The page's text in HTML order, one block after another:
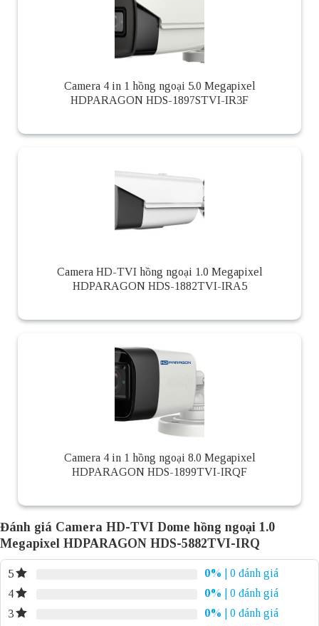
Camera 4 in 1 hồng ngoại 5.0 Megapixel
HDPARAGON HDS-1897STVI-IR3F
Camera HD-TVI hồng ngoại 1.0 Megapixel
HDPARAGON HDS-1882TVI-IRA5
Camera 4 in 1 hồng ngoại 8.0 Megapixel
HDPARAGON HDS-1899TVI-IRQF
Đánh giá Camera HD-TVI Dome hồng ngoại 1.0
Megapixel HDPARAGON HDS-5882TVI-IRQ
5 0%
| 0 đánh giá
4
0%
| 0 đánh giá
3
0%
| 0 đánh giá